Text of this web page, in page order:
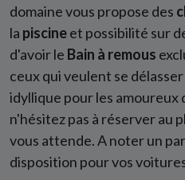
domaine vous propose des
la piscineet possibilité sur
d'avoir le Bain à remous
ceux qui veulent se
idyllique pour les amoureux
n'hésitez pas à réserver au
vous attende. A noter un
disposition pour vos